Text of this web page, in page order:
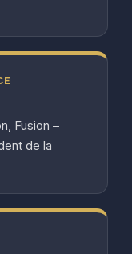
Fusion –
de la